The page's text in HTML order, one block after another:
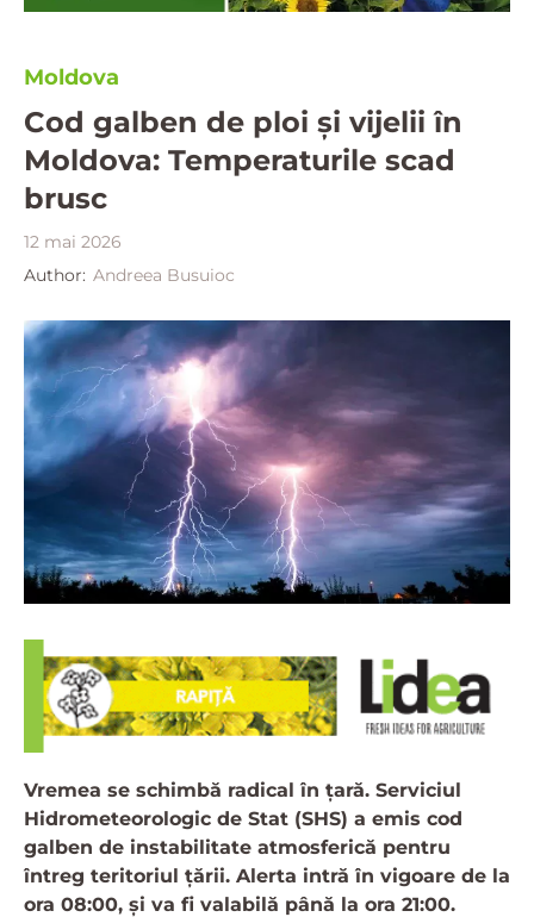
Moldova
Cod galben de ploi și vijelii în
Moldova: Temperaturile scad
brusc
12 mai 2026
Author: Andreea Busuioc
Vremea se schimbă radical în țară. Serviciul
Hidrometeorologic de Stat (SHS) a emis cod
galben de instabilitate atmosferică pentru
întreg teritoriul țării. Alerta intră în vigoare de la
ora 08:00, și va fi valabilă până la ora 21:00.